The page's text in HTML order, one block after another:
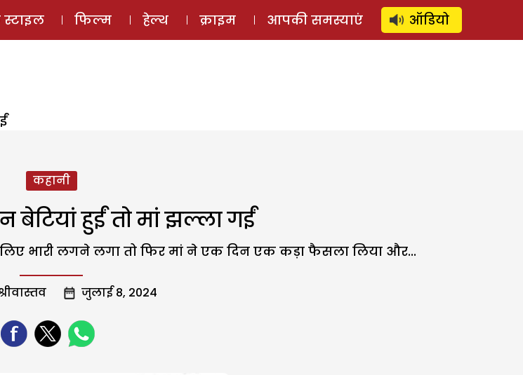
ई-मैगज़ीन ऑडियो स्टोरी लॉग इन ⚲ SUBSCRIBE
फिल्म हेल्थ क्राइम आपकी समस्याएं ऑडियो
कहानी
बेटियां हुईं तो मां झल्ला गईं
भारी लगने लगा तो फिर मां ने एक दिन एक कड़ा फैसला लिया और...
जुलाई 8, 2024